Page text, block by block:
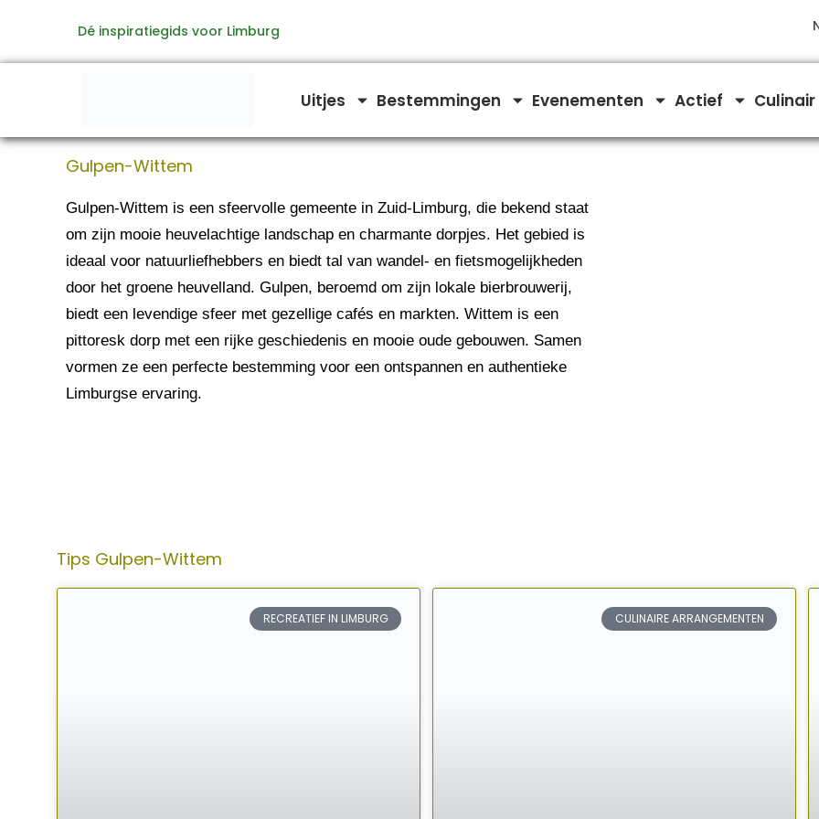
de
Dé inspiratiegids voor Limburg
Uitjes Bestemmingen Evenementen Actief Culinair
Gulpen-Wittem
Gulpen-Wittem is een sfeervolle gemeente in Zuid-Limburg, die bekend staat
om zijn mooie heuvelachtige landschap en charmante dorpjes. Het gebied is
ideaal voor natuurliefhebbers en biedt tal van wandel- en fietsmogelijkheden
door het groene heuvelland. Gulpen, beroemd om zijn lokale bierbrouwerij,
biedt een levendige sfeer met gezellige cafés en markten. Wittem is een
pittoresk dorp met een rijke geschiedenis en mooie oude gebouwen. Samen
vormen ze een perfecte bestemming voor een ontspannen en authentieke
Limburgse ervaring.
Tips Gulpen-Wittem
RECREATIEF IN LIMBURG CULINAIRE ARRANGEMENTEN